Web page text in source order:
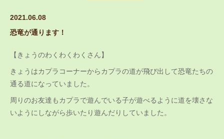
2021.06.08
恐竜が通ります！
【きょうのわくわくわくさん】
きょうはカプラコーナーからカプラの道が飛び出して恐竜たちの
通る道になっていました。
周りのお友達もカプラで遊んでいる子が遊べるように道を壊さな
いようにしながら歩いたり遊んだりしていました。